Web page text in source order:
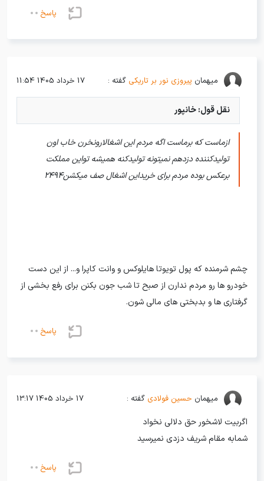
پاسخ
میهمان پیروزی نور بر تاریکی گفته : 17 خرداد 1405 11:54
نقل قول: خانپور
ازماست که برماست اگه مردم این اشغالارونخرن خاب اون
تولیدکننده دزدهم نمیتونه تولیدکنه همیشه تواین مملکت
برعکس بوده مردم برای خریداین اشغال صف میکشن2494
چشم شرمنده که پول تویوتا هایلوکس و وانت کاپرا و... از این دست
خودرو ها رو مردم ندارن از صبح تا شب جون بکنن برای رفع بخشی از
گرفتاری ها و بدبختی های مالی شون.
پاسخ
میهمان حسین فولادی گفته : 17 خرداد 1405 13:17
اگربیت لاشخور حق دلالی نخواد
شمابه مقام شریف دزدی نمیرسید
پاسخ